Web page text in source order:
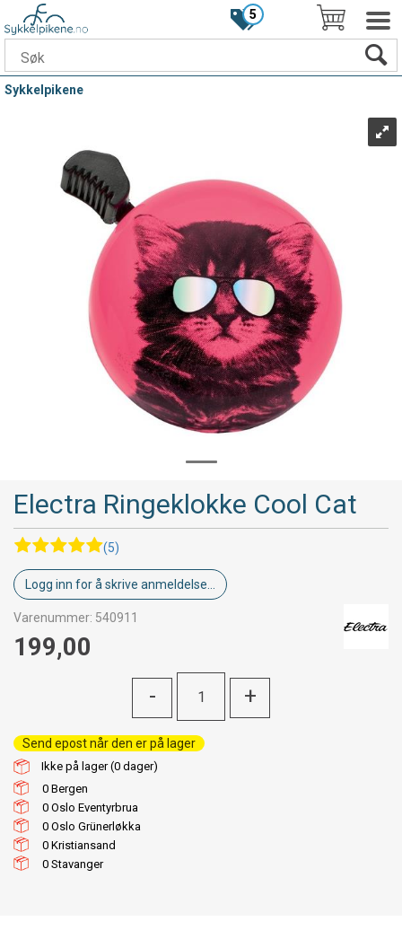
5
Sykkelpikene
Electra Ringeklokke Cool Cat
(5)
Logg inn for å skrive anmeldelse...
Varenummer: 540911
199,00
- +
Send epost når den er på lager
Ikke på lager (0 dager)
0
0
0
0
0